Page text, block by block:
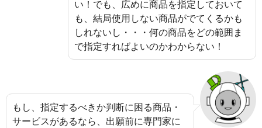
い！でも、広めに商品を指定しておいて
も、結局使用しない商品がでてくるかも
しれないし・・・何の商品をどの範囲ま
で指定すればよいのかわからない！
もし、指定するべきか判断に困る商品・
サービスがあるなら、出願前に専門家に